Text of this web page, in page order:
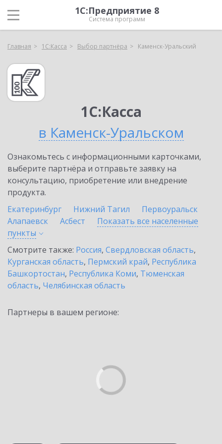
1С:Предприятие 8
Система программ
Главная 1С:Касса Выбор партнёра Каменск-Уральский
1С:Касса
в Каменск-Уральском
Ознакомьтесь с информационными карточками,
выберите партнёра и отправьте заявку на
консультацию, приобретение или внедрение
продукта.
Екатеринбург
Нижний Тагил
Первоуральск
Алапаевск
Асбест
Показать все населенные
пункты
Смотрите также: Россия, Свердловская область,
Курганская область, Пермский край, Республика
Башкортостан, Республика Коми, Тюменская
область, Челябинская область
Партнеры в вашем регионе: